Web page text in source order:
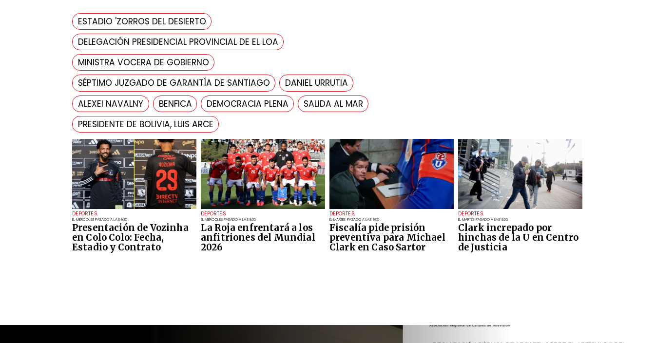
DEPORTES
EL MIÉRCOLES PASADO A LAS 9:35
Presentación de Vozinha
en Colo Colo: Fecha,
Estadio y Contrato
DEPORTES
EL MIÉRCOLES PASADO A LAS 9:35
La Roja enfrentará a los
anfitriones del Mundial
2026
DEPORTES
EL MARTES PASADO A LAS 9:55
Fiscalía pide prisión
preventiva para Michael
Clark en Caso Sartor
DEPORTES
EL MARTES PASADO A LAS 9:55
Clark increpado por
hinchas de la U en Centro
de Justicia
ESTADIO 'ZORROS DEL DESIERTO
DELEGACIÓN PRESIDENCIAL PROVINCIAL DE EL LOA
MINISTRA VOCERA DE GOBIERNO
SÉPTIMO JUZGADO DE GARANTÍA DE SANTIAGO
DANIEL URRUTIA
ALEXEI NAVALNY
BENFICA DEMOCRACIA PLENA
SALIDA AL MAR
PRESIDENTE DE BOLIVIA, LUIS ARCE